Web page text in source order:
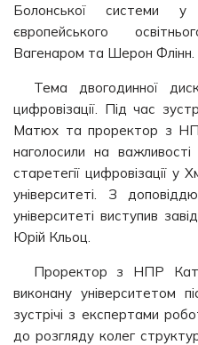
Болонської системи
європейського
Вагенаром та Шерон Флінн.
Тема двогодинної
цифровізації. Під час
Матюх та проректор з
наголосили на
старетегії цифровізації у
університеті. З
університеті виступив
Юрій Кльоц.
Проректор з НПР
виконану університетом
зустрічі з експертами
до розгляду колег